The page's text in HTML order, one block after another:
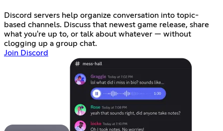
Discord servers help organize conversation into topic-
based channels. Discuss that newest game release, share
what you're up to, or talk about whatever — without
clogging up a group chat.
Join Discord